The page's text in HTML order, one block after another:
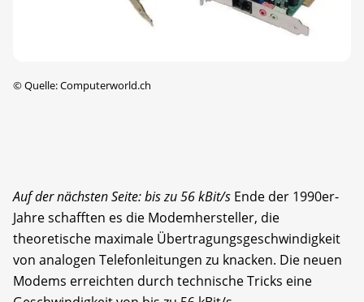
©Quelle: Computerworld.ch
Auf der nächsten Seite: bis zu 56 kBit/s Ende der 1990er-
Jahre schafften es die Modemhersteller, die
theoretische maximale Übertragungsgeschwindigkeit
von analogen Telefonleitungen zu knacken. Die neuen
Modems erreichten durch technische Tricks eine